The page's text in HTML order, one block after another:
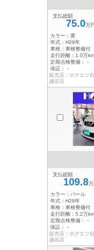
支払総額
75.0万
カラー： 黄
年式： H29年
車検： 車検整備付
走行距離： 1.0万km
定期点検整備：
－
保証：
－
販売店：ホクエツ
越谷店
支払総額
109.8万
カラー： パール
年式： H29年
車検： 車検整備付
走行距離： 5.2万km
定期点検整備：
－
保証：
－
販売店：ホクエツ
越谷店